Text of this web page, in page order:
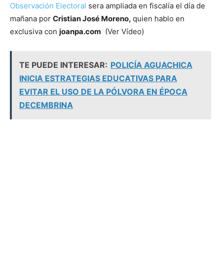
Observación Electoral sera ampliada en fiscalía el día de
mañana por Cristian José Moreno, quien hablo en
exclusiva con joanpa.com (Ver Vídeo)
TE PUEDE INTERESAR: POLICÍA AGUACHICA
INICIA ESTRATEGIAS EDUCATIVAS PARA
EVITAR EL USO DE LA PÓLVORA EN ÉPOCA
DECEMBRINA